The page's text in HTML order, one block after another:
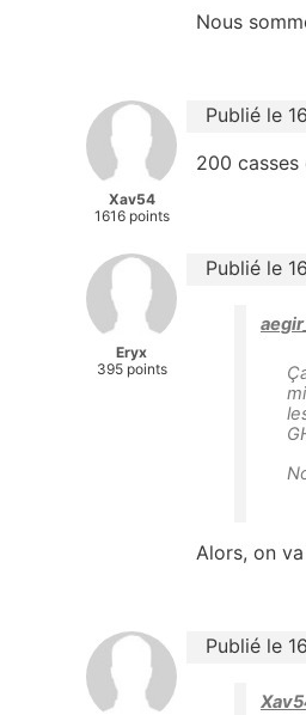
Nous
Xav54
1616 points
Publié le
200
Eryx
395 points
Publié le
Alors, on
Publié le